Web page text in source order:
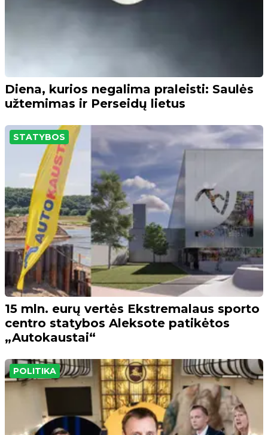
Diena, kurios negalima praleisti: Saulės
užtemimas ir Perseidų lietus
STATYBOS
15 mln. eurų vertės Ekstremalaus sporto
centro statybos Aleksote patikėtos
„Autokaustai“
POLITIKA